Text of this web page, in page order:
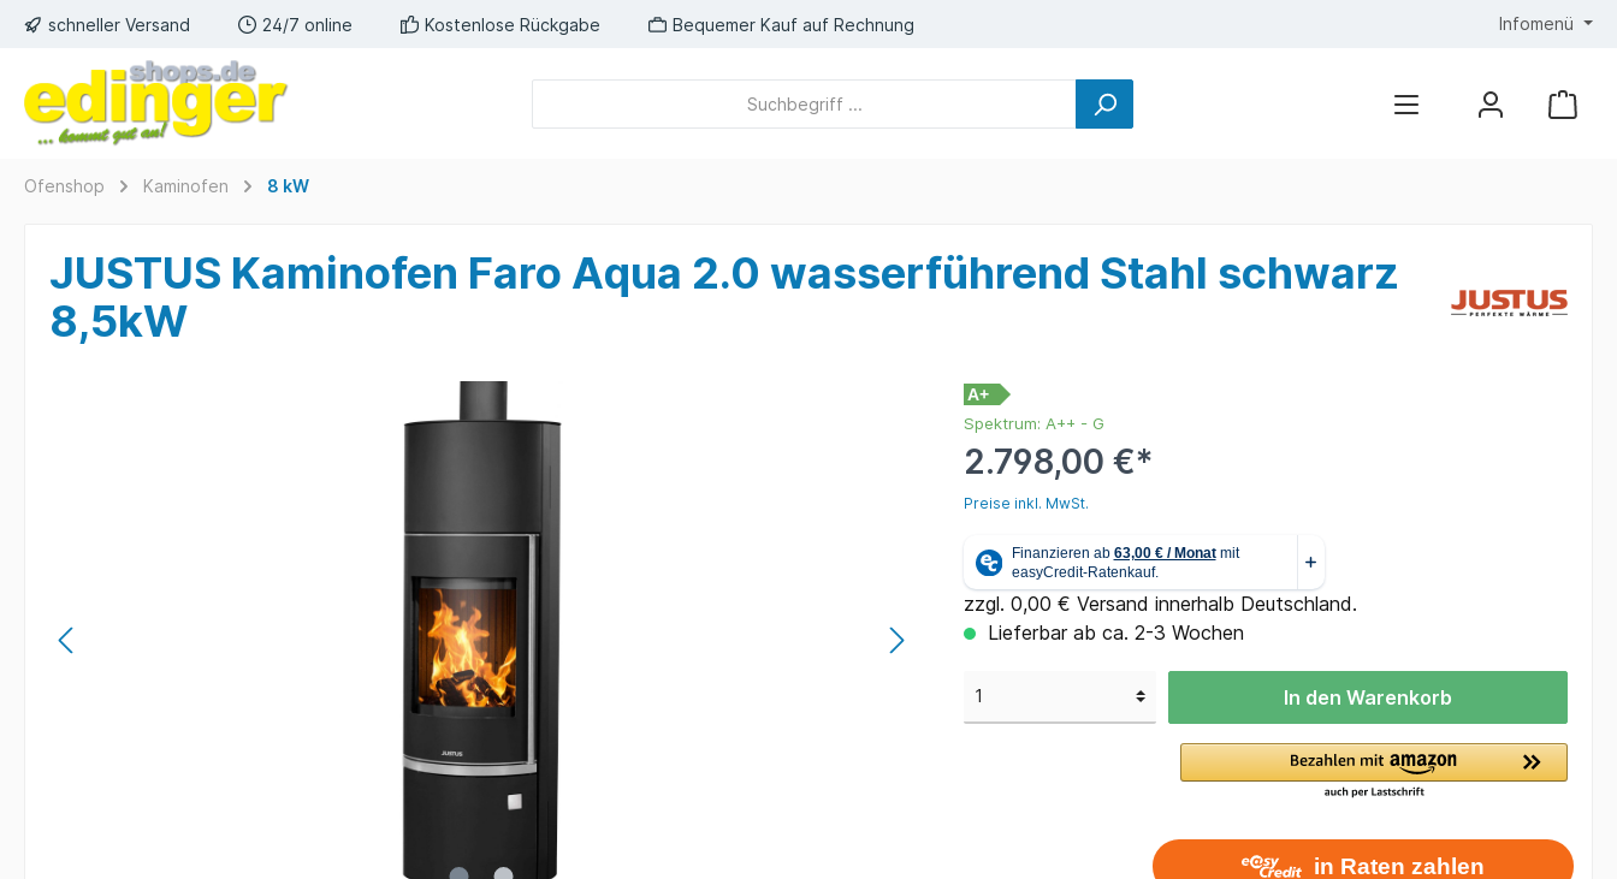
schneller Versand 24/7 online Kostenlose Rückgabe Bequemer Kauf auf Rechnung Infomenü
Ofenshop Kaminofen 8 kW
JUSTUS Kaminofen Faro Aqua 2.0 wasserführend Stahl schwarz
8,5kW
A+
Spektrum: A++ - G
2.798,00 €*
Preise inkl. MwSt.
zzgl. 0,00 € Versand innerhalb Deutschland.
Lieferbar ab ca. 2-3 Wochen
In den Warenkorb